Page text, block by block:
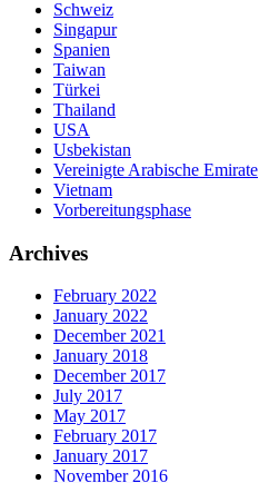
Schweiz
Singapur
Spanien
Taiwan
Türkei
Thailand
USA
Usbekistan
Vereinigte Arabische Emirate
Vietnam
Vorbereitungsphase
Archives
February 2022
January 2022
December 2021
January 2018
December 2017
July 2017
May 2017
February 2017
January 2017
November 2016